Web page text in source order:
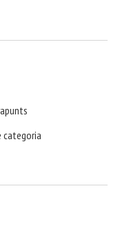
categoria